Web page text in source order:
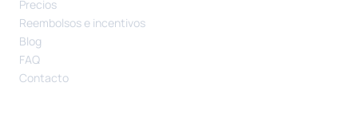
Precios
Reembolsos e incentivos
Blog
FAQ
Contacto